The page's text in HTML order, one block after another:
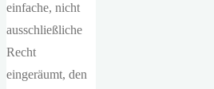
einfache, nicht
ausschließliche
Recht
eingeräumt, den